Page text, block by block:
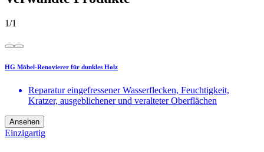
1/1
HG Möbel-Renovierer für dunkles Holz
Reparatur eingefressener Wasserflecken, Feuchtigkeit,
Kratzer, ausgeblichener und veralteter Oberflächen
Ansehen
Einzigartig